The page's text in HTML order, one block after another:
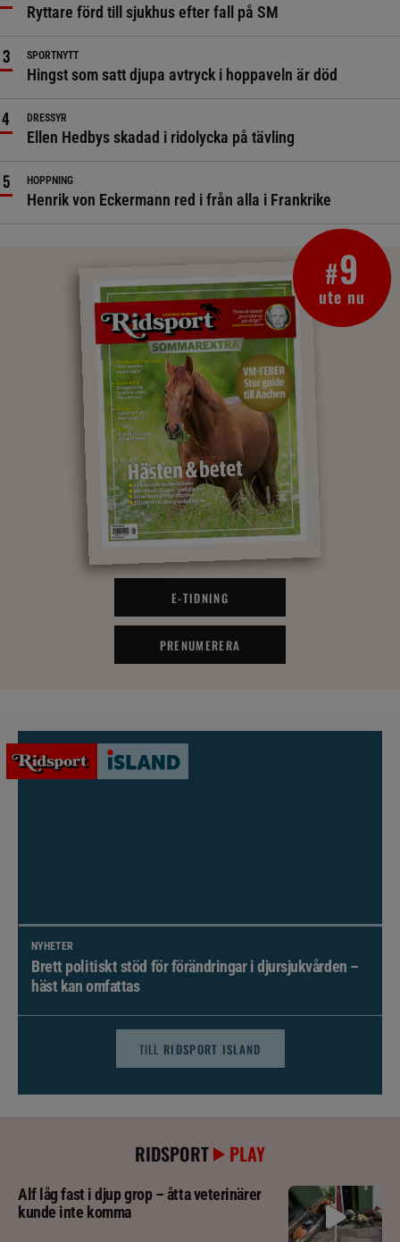
Ryttare förd till sjukhus efter fall på SM
SPORTNYTT
Hingst som satt djupa avtryck i hoppaveln är död
DRESSYR
Ellen Hedbys skadad i ridolycka på tävling
HOPPNING
Henrik von Eckermann red i från alla i Frankrike
#9
ute nu
E-TIDNING
PRENUMERERA
NYHETER
Brett politiskt stöd för förändringar i djursjukvården –
häst kan omfattas
TILL RIDSPORT ISLAND
RIDSPORT PLAY
Alf låg fast i djup grop – åtta veterinärer
kunde inte komma